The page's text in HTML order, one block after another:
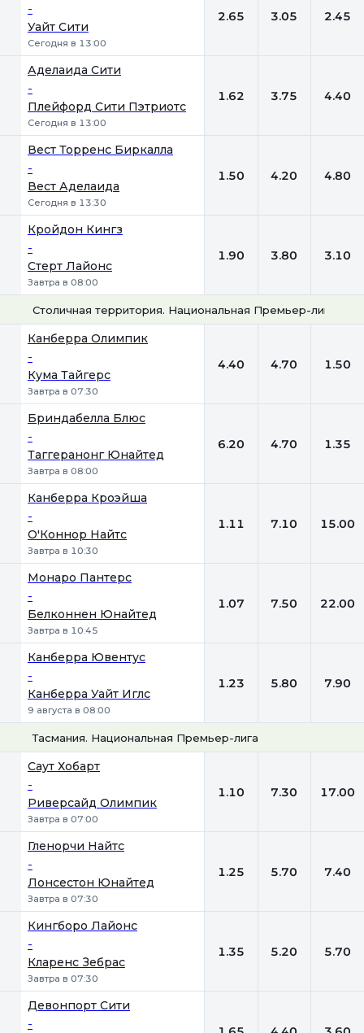
-
Уайт Сити
Сегодня в 13:00
2.65 3.05 2.45
Аделаида Сити
-
Плейфорд Сити Пэтриотс
Сегодня в 13:00
1.62 3.75 4.40
Вест Торренс Биркалла
-
Вест Аделаида
Сегодня в 13:30
1.50 4.20 4.80
Кройдон Кингз
-
Стерт Лайонс
Завтра в 08:00
1.90 3.80 3.10
Столичная территория. Национальная Премьер-лига
Канберра Олимпик
-
Кума Тайгерс
Завтра в 07:30
4.40 4.70 1.50
Бриндабелла Блюс
-
Таггеранонг Юнайтед
Завтра в 08:00
6.20 4.70 1.35
Канберра Кроэйша
-
О'Коннор Найтс
Завтра в 10:30
1.11 7.10 15.00
Монаро Пантерс
-
Белконнен Юнайтед
Завтра в 10:45
1.07 7.50 22.00
Канберра Ювентус
-
Канберра Уайт Иглс
9 августа в 08:00
1.23 5.80 7.90
Тасмания. Национальная Премьер-лига
Саут Хобарт
-
Риверсайд Олимпик
Завтра в 07:00
1.10 7.30 17.00
Гленорчи Найтс
-
Лонсестон Юнайтед
Завтра в 07:30
1.25 5.70 7.40
Кингборо Лайонс
-
Кларенс Зебрас
Завтра в 07:30
1.35 5.20 5.70
Девонпорт Сити
-